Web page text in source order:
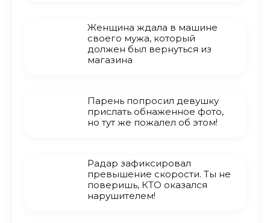
Женщина ждала в машине
своего мужа, который
должен был вернуться из
магазина
Парень попросил девушку
прислать обнаженное фото,
но тут же пожалел об этом!
Радар зафиксировал
превышение скорости. Ты не
поверишь, КТО оказался
нарушителем!